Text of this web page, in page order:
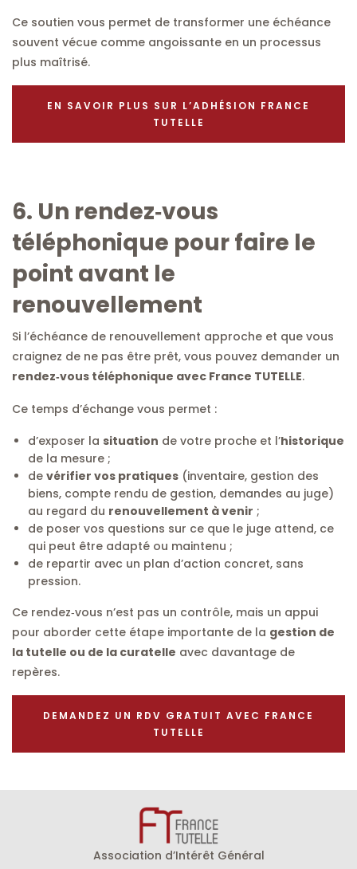
Ce soutien vous permet de transformer une échéance
souvent vécue comme angoissante en un processus
plus maîtrisé.
EN SAVOIR PLUS SUR L’ADHÉSION FRANCE
TUTELLE
6. Un rendez‑vous
téléphonique pour faire le
point avant le
renouvellement
Si l’échéance de renouvellement approche et que vous
craignez de ne pas être prêt, vous pouvez demander un
rendez‑vous téléphonique avec France TUTELLE.
Ce temps d’échange vous permet :
d’exposer la situation de votre proche et l’historique
de la mesure ;
de vérifier vos pratiques (inventaire, gestion des
biens, compte rendu de gestion, demandes au juge)
au regard du renouvellement à venir ;
de poser vos questions sur ce que le juge attend, ce
qui peut être adapté ou maintenu ;
de repartir avec un plan d’action concret, sans
pression.
Ce rendez‑vous n’est pas un contrôle, mais un appui
pour aborder cette étape importante de la gestion de
la tutelle ou de la curatelle avec davantage de
repères.
DEMANDEZ UN RDV GRATUIT AVEC FRANCE
TUTELLE
Association d’Intérêt Général